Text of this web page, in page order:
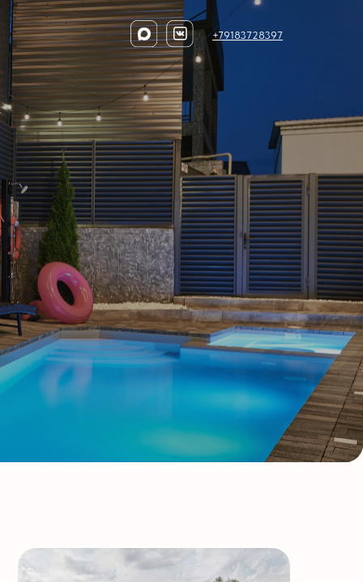
+79183728397
+79183728397